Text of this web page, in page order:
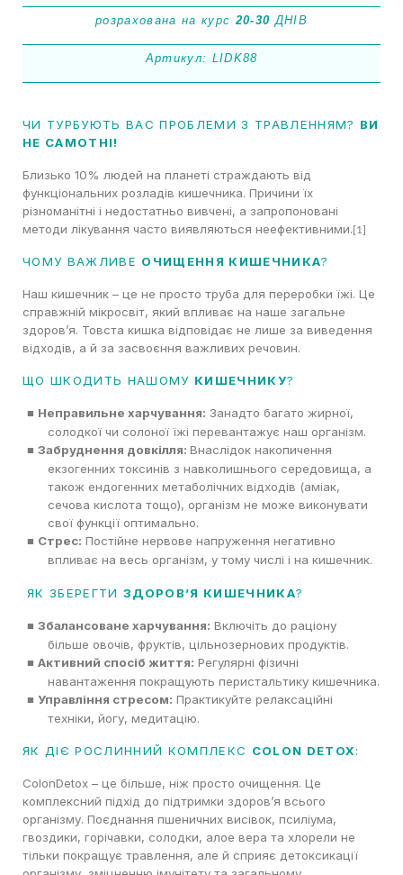
розрахована на курс20-30 ДНІВ
Артикул: LIDK88
ЧИ ТУРБУЮТЬ ВАС ПРОБЛЕМИ З ТРАВЛЕННЯМ? ВИ
НЕ САМОТНІ!
Близько 10% людей на планеті страждають від
функціональних розладів кишечника. Причини їх
різноманітні і недостатньо вивчені, а запропоновані
методи лікування часто виявляються неефективними. [1]
ЧОМУ ВАЖЛИВЕ ОЧИЩЕННЯ КИШЕЧНИКА?
Наш кишечник – це не просто труба для переробки їжі. Це
справжній мікросвіт, який впливає на наше загальне
здоров’я. Товста кишка відповідає не лише за виведення
відходів, а й за засвоєння важливих речовин.
ЩО ШКОДИТЬ НАШОМУ КИШЕЧНИКУ?
■ Неправильне харчування: Занадто багато жирної,
солодкої чи солоної їжі перевантажує наш організм.
■ Забруднення довкілля: Внаслідок накопичення
екзогенних токсинів з навколишнього середовища, а
також ендогенних метаболічних відходів (аміак,
сечова кислота тощо), організм не може виконувати
свої функції оптимально.
■ Стрес: Постійне нервове напруження негативно
впливає на весь організм, у тому числі і на кишечник.
ЯК ЗБЕРЕГТИ ЗДОРОВ’Я КИШЕЧНИКА?
■ Збалансоване харчування: Включіть до раціону
більше овочів, фруктів, цільнозернових продуктів.
■ Активний спосіб життя: Регулярні фізичні
навантаження покращують перистальтику кишечника.
■ Управління стресом: Практикуйте релаксаційні
техніки, йогу, медитацію.
ЯК ДІЄ РОСЛИННИЙ КОМПЛЕКС COLON DETOX:
ColonDetox – це більше, ніж просто очищення. Це
комплексний підхід до підтримки здоров’я всього
організму. Поєднання пшеничних висівок, псиліума,
гвоздики, горічавки, солодки, алое вера та хлорели не
тільки покращує травлення, але й сприяє детоксикації